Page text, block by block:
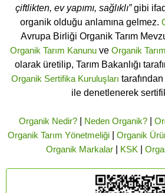
çiftlikten, ev yapımı, sağlıklı”gibi
organik olduğu anlamına gelmez.
Avrupa Birliği Organik Tarım
Organik Tarım Kanunu ve Organik
olarak üretilip, Tarım Bakanlığı
Organik Sertifika Kuruluşları
ile denetlenerek
Organik Nedir?| Neden Organik?|
Organik Tarım Yönetmeliği| Organik
Organik Markalar| KSK